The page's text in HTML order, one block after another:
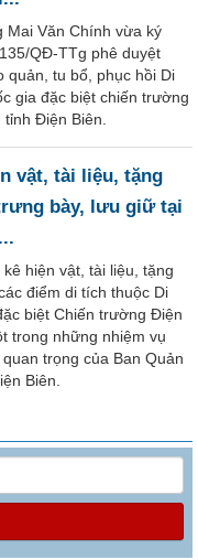
Mai Văn Chính vừa ký
QĐ-TTg phê duyệt
quản, tu bổ, phục hồi Di
gia đặc biệt chiến trường
tỉnh Điện Biên.
vật, tài liệu, tặng
bày, lưu giữ tại
hiện vật, tài liệu, tặng
điểm di tích thuộc Di
biệt Chiến trường Điện
trong những nhiệm vụ
trọng của Ban Quản
Biên.